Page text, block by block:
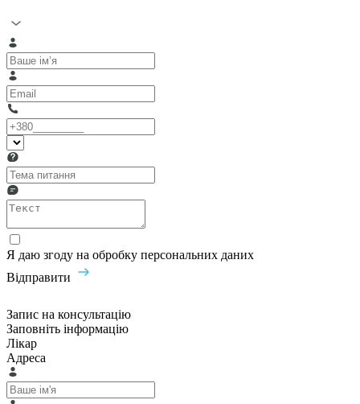
Я даю згоду на обробку персональних даних
Відправити
Запис на консультацію
Заповніть інформацію
Лікар
Адреса